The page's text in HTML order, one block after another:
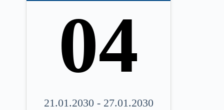
04
21.01.2030 - 27.01.2030